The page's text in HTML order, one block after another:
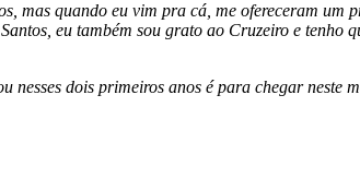
mas quando eu vim pra cá, me ofereceram um
eu também sou grato ao Cruzeiro e tenho
dois primeiros anos é para chegar neste